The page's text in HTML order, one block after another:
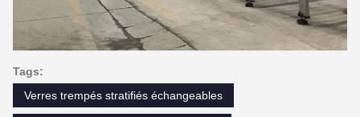
Tags:
Verres trempés stratifiés échangeables